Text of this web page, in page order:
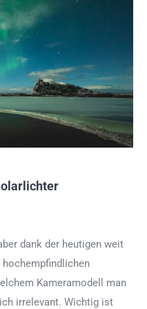
dank der heutigen weit
Kameramodell man
irrelevant. Wichtig ist